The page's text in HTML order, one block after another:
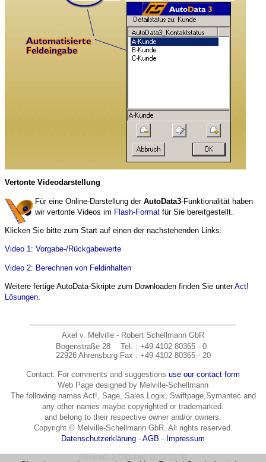
Vertonte Videodarstellung
Für eine Online-Darstellung der AutoData3-Funktionalität haben
wir vertonte Videos im Flash-Format für Sie bereitgestellt.
Klicken Sie bitte zum Start auf einen der nachstehenden Links:
Video 1: Vorgabe-/Rückgabewerte
Video 2: Berechnen von Feldinhalten
Weitere fertige AutoData-Skripte zum Downloaden finden Sie unterAct!
Lösungen
Axel v. Melville - Robert Schellmann GbR
Bogenstraße 28
22926 Ahrensburg
Tel.
Fax
: +49 4102 80365 - 0
: +49 4102 80365 - 20
Contact: For comments and suggestions use our contact form
Web Page designed by Melville-Schellmann
The following names Act!, Sage, Sales Logix, Swiftpage,Symantec and
any other names maybe copyrighted or trademarked.
and belong to their respective owner and/or owners.
Copyright © Melville-Schellmann GbR. All rights reserved.
Datenschutzerklärung - AGB - Impressum